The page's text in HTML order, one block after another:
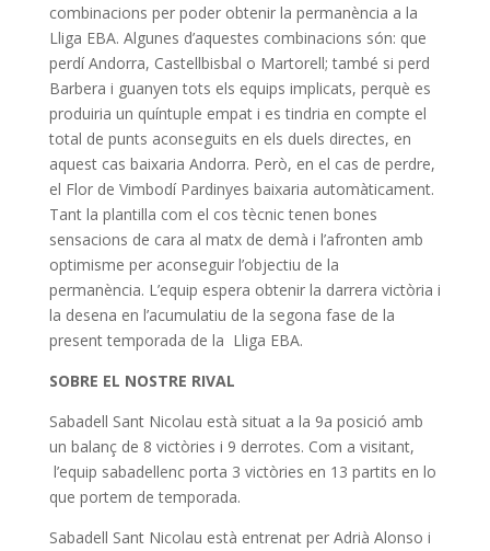
combinacions per poder obtenir la permanència a la
Lliga EBA. Algunes d’aquestes combinacions són: que
perdí Andorra, Castellbisbal o Martorell; també si perd
Barbera i guanyen tots els equips implicats, perquè es
produiria un quíntuple empat i es tindria en compte el
total de punts aconseguits en els duels directes, en
aquest cas baixaria Andorra. Però, en el cas de perdre,
el Flor de Vimbodí Pardinyes baixaria automàticament.
Tant la plantilla com el cos tècnic tenen bones
sensacions de cara al matx de demà i l’afronten amb
optimisme per aconseguir l’objectiu de la
permanència. L’equip espera obtenir la darrera victòria i
la desena en l’acumulatiu de la segona fase de la
present temporada de la Lliga EBA.
SOBRE EL NOSTRE RIVAL
Sabadell Sant Nicolau està situat a la 9a posició amb
un balanç de 8 victòries i 9 derrotes. Com a visitant,
l’equip sabadellenc porta 3 victòries en 13 partits en lo
que portem de temporada.
Sabadell Sant Nicolau està entrenat per Adrià Alonso i